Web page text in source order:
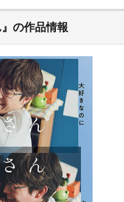
の作品情報